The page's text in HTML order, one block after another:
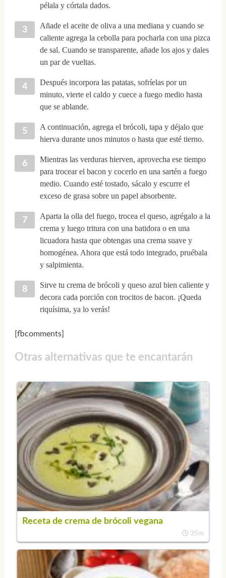
pélala y córtala dados.
Añade el aceite de oliva a una mediana y cuando se
caliente agrega la cebolla para pocharla con una pizca
de sal. Cuando se transparente, añade los ajos y dales
un par de vueltas.
Después incorpora las patatas, sofríelas por un
minuto, vierte el caldo y cuece a fuego medio hasta
que se ablande.
A continuación, agrega el brócoli, tapa y déjalo que
hierva durante unos minutos o hasta que esté tierno.
Mientras las verduras hierven, aprovecha ese tiempo
para trocear el bacon y cocerlo en una sartén a fuego
medio. Cuando esté tostado, sácalo y escurre el
exceso de grasa sobre un papel absorbente.
Aparta la olla del fuego, trocea el queso, agrégalo a la
crema y luego tritura con una batidora o en una
licuadora hasta que obtengas una crema suave y
homogénea. Ahora que está todo integrado, pruébala
y salpimienta.
Sirve tu crema de brócoli y queso azul bien caliente y
decora cada porción con trocitos de bacon. ¡Queda
riquísima, ya lo verás!
[fbcomments]
Otras alternativas que te encantarán
Receta de crema de brócoli vegana
35m